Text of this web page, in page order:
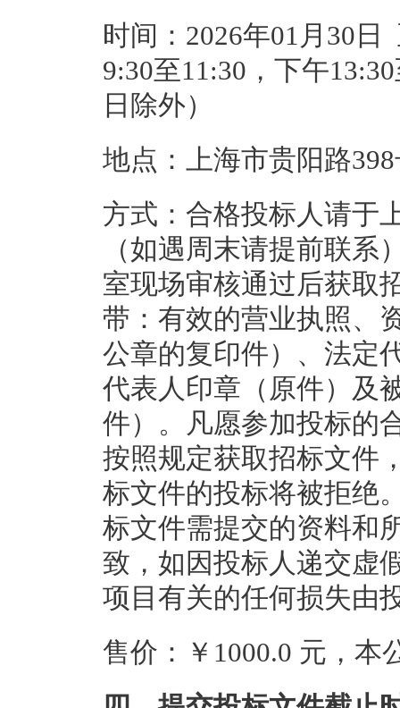
时间：2026年01月30
9:30至11:30，下午
日除外）
地点：上海市贵阳路
方式：合格投标人请于
（如遇周末请提前联系
室现场审核通过后获取
带：有效的营业执照、
公章的复印件）、法定
代表人印章（原件）及
件）。凡愿参加投标的
按照规定获取招标文件
标文件的投标将被拒绝
标文件需提交的资料和
致，如因投标人递交虚
项目有关的任何损失由
售价：￥1000.0 元，本